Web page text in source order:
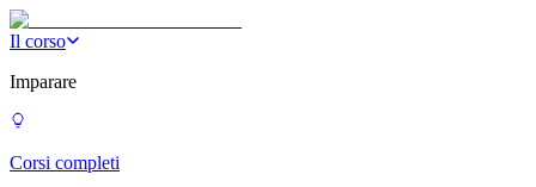
Il corso
Imparare
Corsi completi